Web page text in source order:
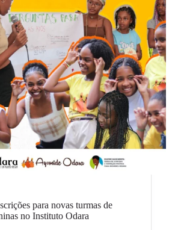
para novas turmas de
no Instituto Odara